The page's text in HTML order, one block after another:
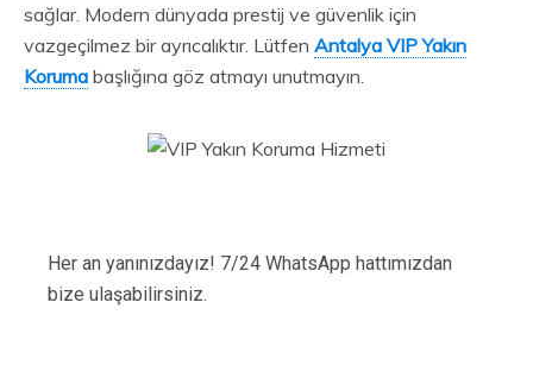
sağlar. Modern dünyada prestij ve güvenlik için
vazgeçilmez bir ayrıcalıktır. Lütfen Antalya VIP Yakın
Koruma başlığına göz atmayı unutmayın.
Her an yanınızdayız! 7/24 WhatsApp hattımızdan
bize ulaşabilirsiniz.